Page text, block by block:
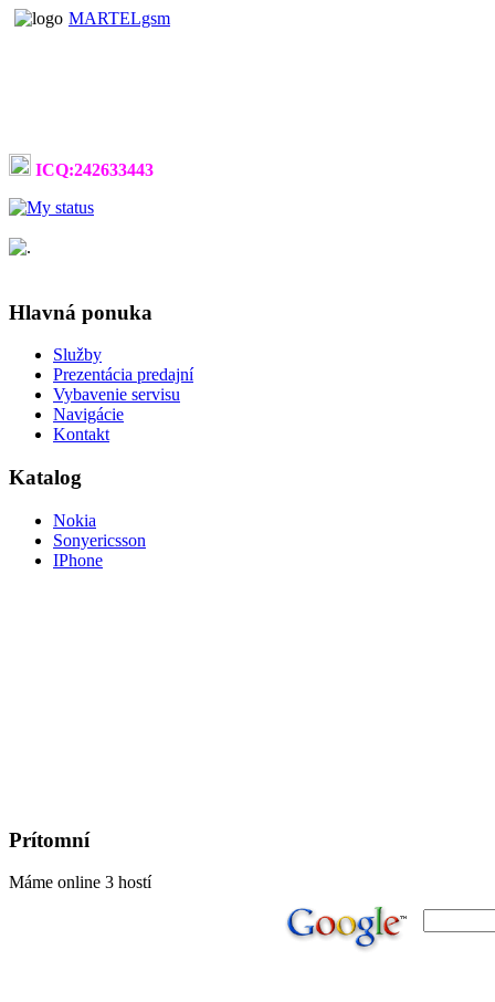
MARTELgsm
ICQ:242633443
Hlavná ponuka
Služby
Prezentácia predajní
Vybavenie servisu
Navigácie
Kontakt
Katalog
Nokia
Sonyericsson
IPhone
Prítomní
Máme online 3 hostí